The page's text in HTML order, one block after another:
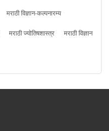
मराठी विज्ञान-कल्पनारम्य
मराठी ज्योतिषशास्त्र
मराठी विज्ञान